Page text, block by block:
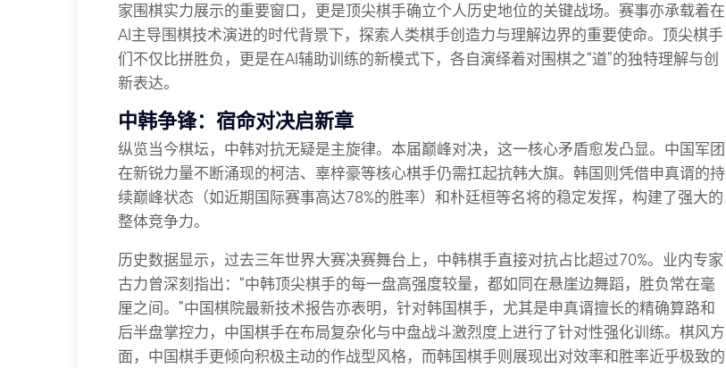
家围棋实力展示的重要窗口，更是顶尖棋手确立个人历史地位的关键战场。赛事亦承载着在
AI主导围棋技术演进的时代背景下，探索人类棋手创造力与理解边界的重要使命。顶尖棋手
们不仅比拼胜负，更是在AI辅助训练的新模式下，各自演绎着对围棋之“道”的独特理解与创
新表达。
中韩争锋：宿命对决启新章
纵览当今棋坛，中韩对抗无疑是主旋律。本届巅峰对决，这一核心矛盾愈发凸显。中国军团
在新锐力量不断涌现的柯洁、辜梓豪等核心棋手仍需扛起抗韩大旗。韩国则凭借申真谞的持
续巅峰状态（如近期国际赛事高达78%的胜率）和朴廷桓等名将的稳定发挥，构建了强大的
整体竞争力。
历史数据显示，过去三年世界大赛决赛舞台上，中韩棋手直接对抗占比超过70%。业内专家
古力曾深刻指出：“中韩顶尖棋手的每一盘高强度较量，都如同在悬崖边舞蹈，胜负常在毫
厘之间。”中国棋院最新技术报告亦表明，针对韩国棋手，尤其是申真谞擅长的精确算路和
后半盘掌控力，中国棋手在布局复杂化与中盘战斗激烈度上进行了针对性强化训练。棋风方
面，中国棋手更倾向积极主动的作战型风格，而韩国棋手则展现出对效率和胜率近乎极致的